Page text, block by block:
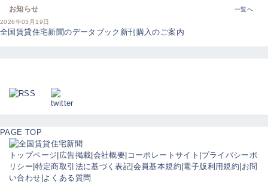
お知らせ
一覧へ
2026年03月19日
全国賃貸住宅新聞のデータブック新刊購入のご案内
PAGE TOP
トップページ 広告掲載 会社概要 コーポレートサイト プライバシーポ
リシー 特定商取引法に基づく表記 会員基本規約 電子版利用規約 お問
い合わせ よくある質問